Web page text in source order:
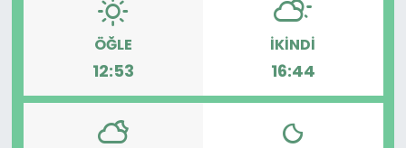
ÖĞLE
12:53
İKINDI
16:44